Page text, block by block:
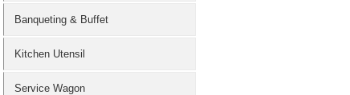
Banqueting & Buffet
Kitchen Utensil
Service Wagon